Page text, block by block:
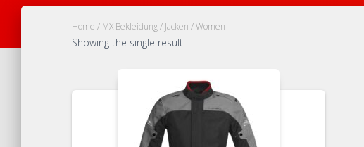
Home / MX Bekleidung/ Jacken / Women
Showing the single result